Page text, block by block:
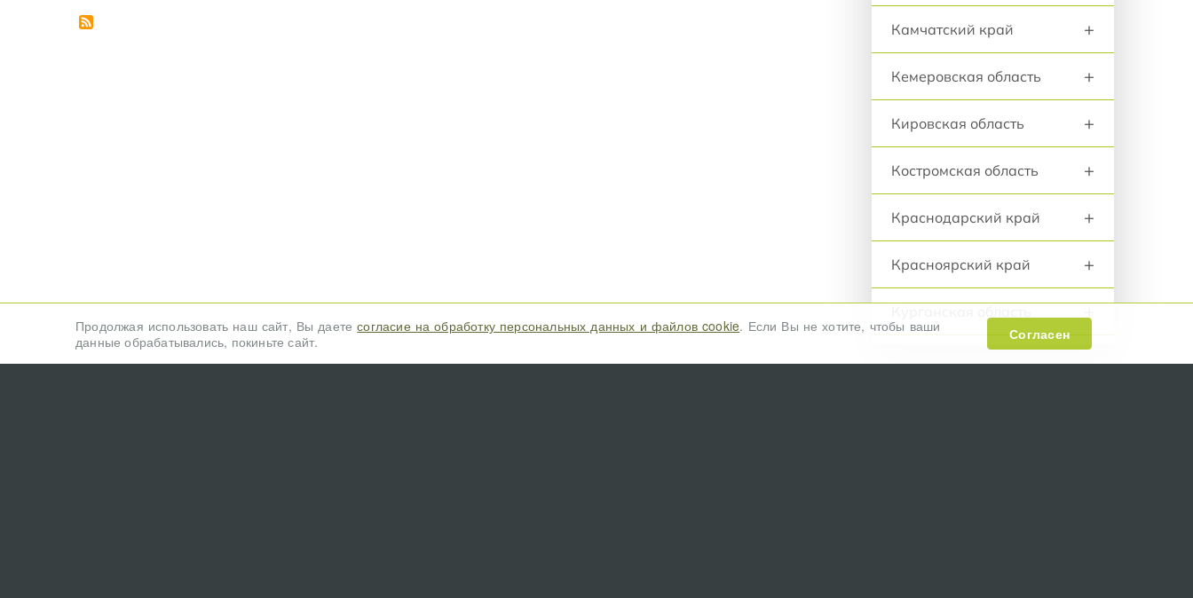
Камчатский край +
Кемеровская область +
Кировская область +
Костромская область +
Краснодарский край +
Красноярский край +
+
Продолжая использовать наш сайт, Вы даетесогласие на обработку персональных данных и файлов cookie. Если Вы не хотите, чтобы ваши
данные обрабатывались, покиньте сайт.
Согласен